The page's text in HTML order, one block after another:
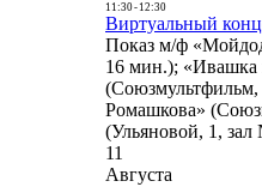
11:30- 12:30
Виртуальный
Показ м/ф
16 мин.); «Ивашка
(Союзмультфильм,
Ромашкова»
(Ульяновой, 1,
11
Августа